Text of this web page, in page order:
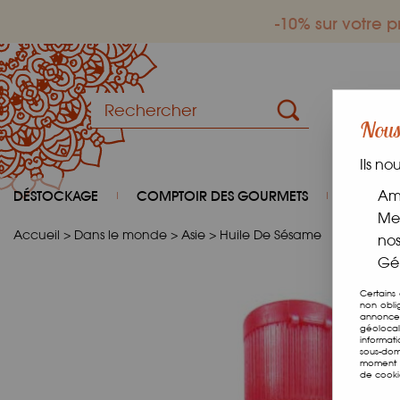
-10% sur votre
DÉSTOCKAGE COMPTOIR DES GOURMETS COIN
Accueil > Dans le monde > Asie > Huile De Sésame
Ils
Certains
non
sous-
moment
de